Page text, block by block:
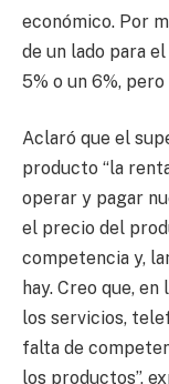
económico. Por
de un lado para
5% o un 6%, pero
Aclaró que el
producto “la
operar y pagar
el precio del
competencia y,
hay. Creo que,
los servicios,
falta de
los productos”,